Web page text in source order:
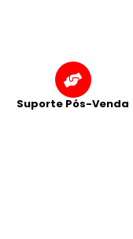
Suporte Pós-Venda